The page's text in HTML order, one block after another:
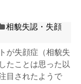
相貌失認・失顔
が失顔症（相貌失
たことは思った以
目されたようで